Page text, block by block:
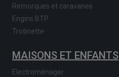
Remorques et caravanes
Engins BTP
Trotinette
MAISONS ET ENFANTS
Electroménager